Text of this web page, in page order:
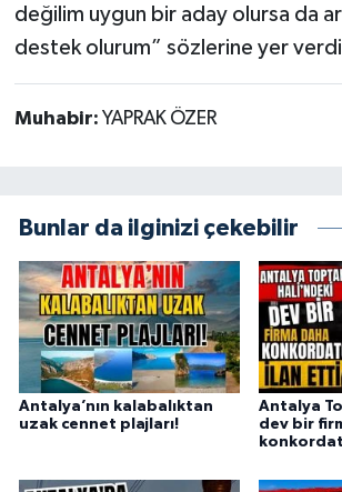
değilim uygun bir aday olursa da
destek olurum” sözlerine yer
Muhabir: YAPRAK ÖZER
Bunlar da ilginizi çekebilir
Antalya’nın kalabalıktan
uzak cennet plajları!
Antalya
dev bir